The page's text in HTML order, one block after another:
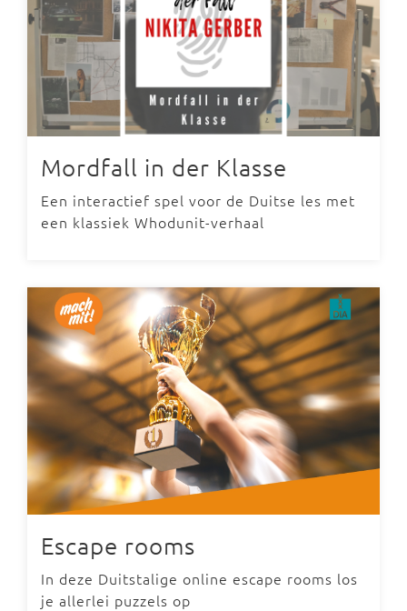
Mordfall in der Klasse
Een interactief spel voor de Duitse les met
een klassiek Whodunit-verhaal
Escape rooms
In deze Duitstalige online escape rooms los
je allerlei puzzels op